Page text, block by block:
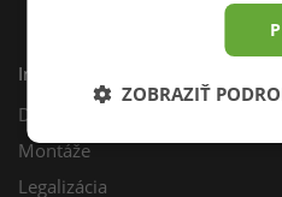
Inštalácie
Dotácie
Montáže
Legalizácia
ZOBRAZIŤ